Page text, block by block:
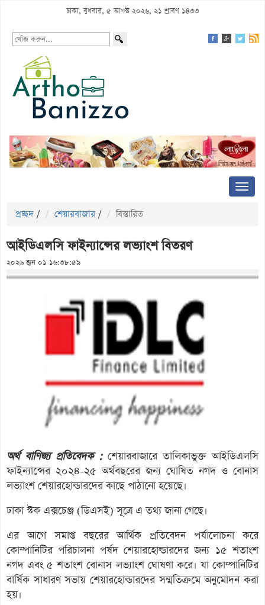
ঢাকা, বুধবার, ৫ আগস্ট ২০২৬, ২১ শ্রাবণ ১৪৩৩
প্রচ্ছদ / শেয়ারবাজার / বিস্তারিত
আইডিএলসি ফাইন্যান্সের লভ্যাংশ বিতরণ
২০২৬ জুন ০১ ১৬:৩৮:৫৯
অর্থ বাণিজ্য প্রতিবেদক :শেয়ারবাজারে তালিকাভুক্ত আইডিএলসি
ফাইন্যান্সের ২০২৪-২৫ অর্থবছরের জন্য ঘোষিত নগদ ও বোনাস
লভ্যাংশ শেয়ারহোল্ডারদের কাছে পাঠানো হয়েছে।
ঢাকা স্টক এক্সচেঞ্জ (ডিএসই) সূত্রে এ তথ্য জানা গেছে।
এর আগে সমাপ্ত বছরের আর্থিক প্রতিবেদন পর্যালোচনা করে
কোম্পানিটির পরিচালনা পর্ষদ শেয়ারহোল্ডারদের জন্য ১৫ শতাংশ
নগদ এবং ৫ শতাংশ বোনাস লভ্যাংশ ঘোষণা করে। যা কোম্পানিটির
বার্ষিক সাধারণ সভায় শেয়ারহোল্ডারদের সম্মতিক্রমে অনুমোদন করা
হয়।